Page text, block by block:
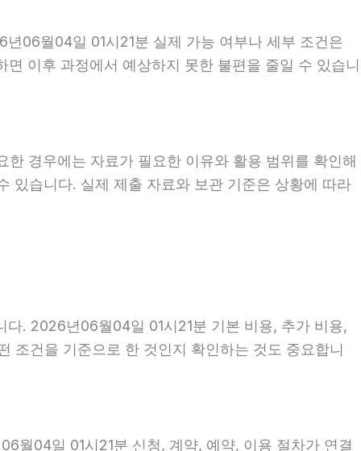
06월04일 01시21분 실제 가능 여부나 세부 조건은
이후 과정에서 예상하지 못한 불편을 줄일 수 있습니
경우에는 자료가 필요한 이유와 활용 범위를 확인해
있습니다. 실제 제출 자료와 보관 기준은 상황에 따라
. 2026년06월04일 01시21분 기본 비용, 추가 비용,
조건을 기준으로 한 것인지 확인하는 것도 중요합니
월04일 01시21분 신청, 계약, 예약, 이용 절차가 연결